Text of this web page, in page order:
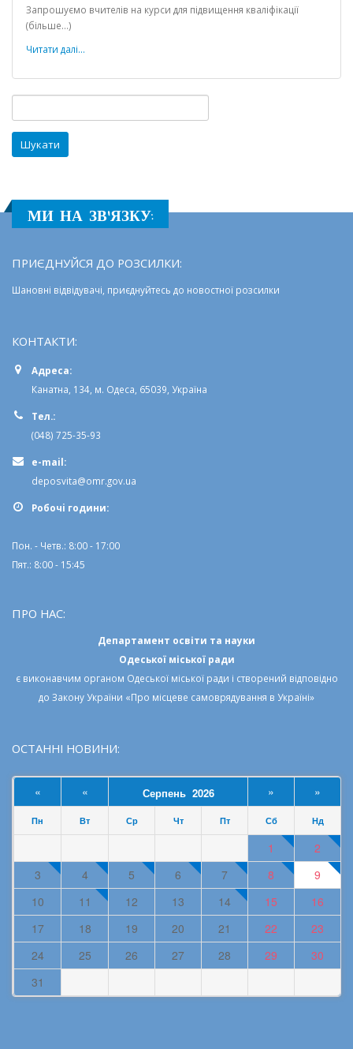
для
від
Запрошуємо вчителів на курси для підвищення кваліфікації
(більше…)
Читати далі...
МИ НА ЗВ'ЯЗКУ:
ПРИЄДНУЙСЯ ДО РОЗСИЛКИ:
Шановні відвідувачі, приєднуйтесь до новостної розсилки
КОНТАКТИ:
Адреса:
Канатна, 134, м. Одеса, 65039, Україна
Тел.:
(048) 725-35-93
e-mail:
deposvita@omr.gov.ua
Робочi години:
Пон. - Четв.: 8:00 - 17:00
Пят.: 8:00 - 15:45
ПРО НАС:
Департамент освіти та науки
Одеської міської ради
є виконавчим органом Одеської міської ради і створений відповідно
до Закону України «Про місцеве самоврядування в Україні»
ОСТАННІ НОВИНИ:
« « Серпень 2026 » »
Пн Вт Ср Чт Пт Сб Нд
1
2
3
4 5 6 7 8
9
10
11 12 13 14 15
16
17
18 19 20 21 22
23
24
25 26 27 28 29
30
31